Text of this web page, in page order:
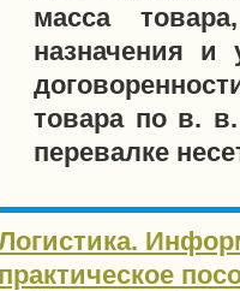
масса
назначения и
товара по в.
перевалке
практическое